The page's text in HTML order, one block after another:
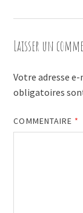
Laisser un
Votre adresse
obligatoires
COMMENTAIRE *